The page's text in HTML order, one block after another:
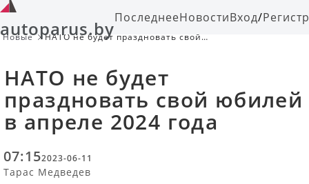
autoparus.byПоследнееНовостиВход/
Новые
НАТО не будет праздновать свой
НАТО не будет
праздновать свой юбилей
в апреле 2024 года
07:152023-06-11
Тарас Медведев